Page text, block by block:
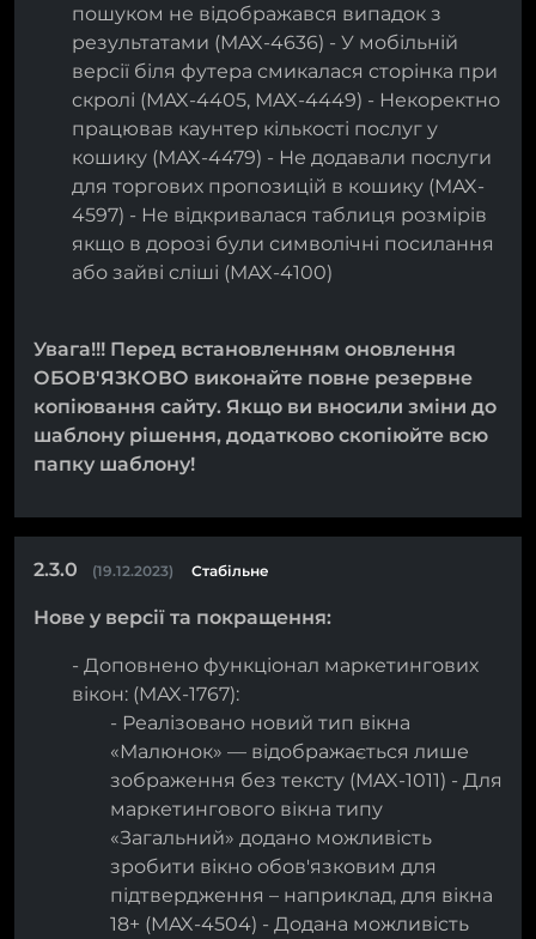
пошуком не відображався випадок з
результатами (MAX-4636) - У мобільній
версії біля футера смикалася сторінка при
скролі (MAX-4405, MAX-4449) - Некоректно
працював каунтер кількості послуг у
кошику (MAX-4479) - Не додавали послуги
для торгових пропозицій в кошику (MAX-
4597) - Не відкривалася таблиця розмірів
якщо в дорозі були символічні посилання
або зайві сліші (MAX-4100)
Увага!!! Перед встановленням оновлення
ОБОВ'ЯЗКОВО виконайте повне резервне
копіювання сайту. Якщо ви вносили зміни до
шаблону рішення, додатково скопіюйте всю
папку шаблону!
2.3.0 (19.12.2023) Стабільне
Нове у версії та покращення:
- Доповнено функціонал маркетингових
вікон: (MAX-1767):
- Реалізовано новий тип вікна
«Малюнок» — відображається лише
зображення без тексту (MAX-1011) - Для
маркетингового вікна типу
«Загальний» додано можливість
зробити вікно обов'язковим для
підтвердження – наприклад, для вікна
18+ (MAX-4504) - Додана можливість